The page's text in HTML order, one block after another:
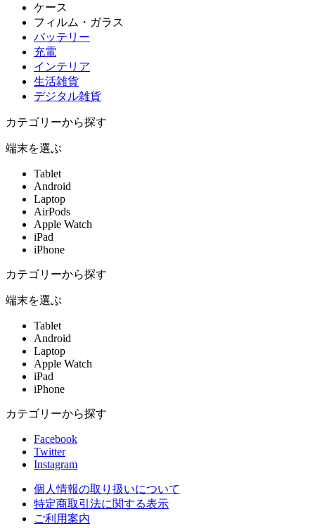
ケース
フィルム・ガラス
バッテリー
充電
インテリア
生活雑貨
デジタル雑貨
カテゴリーから探す
端末を選ぶ
Tablet
Android
Laptop
AirPods
Apple Watch
iPad
iPhone
カテゴリーから探す
端末を選ぶ
Tablet
Android
Laptop
Apple Watch
iPad
iPhone
カテゴリーから探す
Facebook
Twitter
Instagram
個人情報の取り扱いについて
特定商取引法に関する表示
ご利用案内